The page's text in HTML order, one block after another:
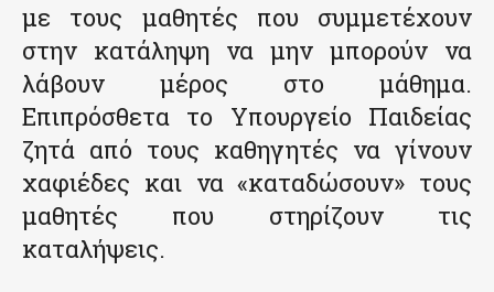
με τους μαθητές που συμμετέχουν
στην κατάληψη να μην μπορούν να
λάβουν μέρος στο μάθημα.
Επιπρόσθετα το Υπουργείο Παιδείας
ζητά από τους καθηγητές να γίνουν
χαφιέδες και να «καταδώσουν» τους
μαθητές που στηρίζουν τις
καταλήψεις.